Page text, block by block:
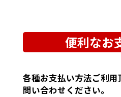
便利なお
各種お支払い方法ご利
問い合わせください。